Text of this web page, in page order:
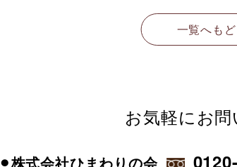
一覧へも
お気軽にお
⚫︎株式会社ひまわりの会